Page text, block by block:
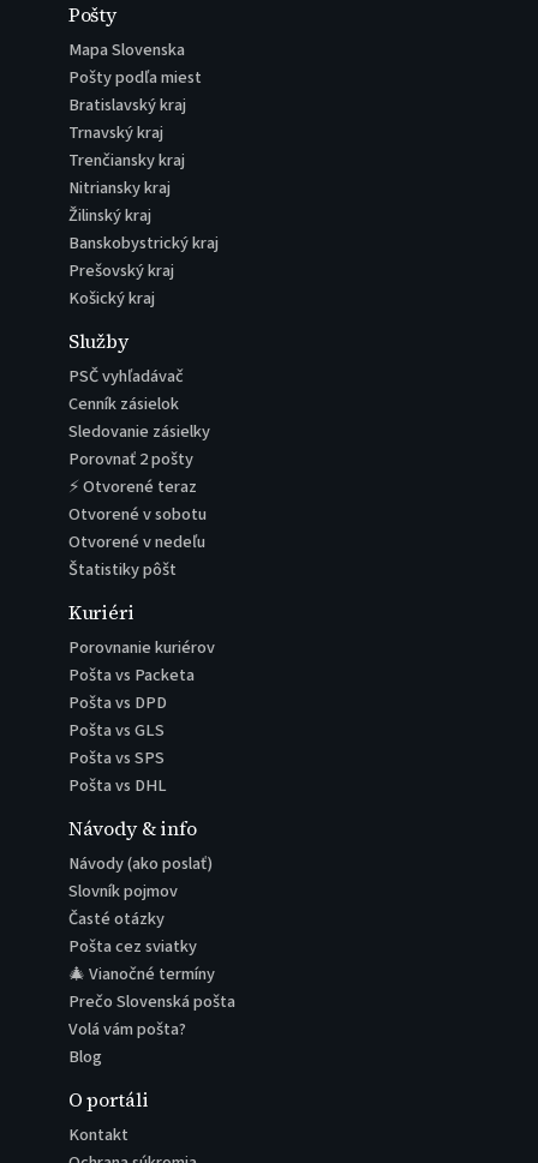
Pošty
Mapa Slovenska
Pošty podľa miest
Bratislavský kraj
Trnavský kraj
Trenčiansky kraj
Nitriansky kraj
Žilinský kraj
Banskobystrický kraj
Prešovský kraj
Košický kraj
Služby
PSČ vyhľadávač
Cenník zásielok
Sledovanie zásielky
Porovnať 2 pošty
⚡ Otvorené teraz
Otvorené v sobotu
Otvorené v nedeľu
Štatistiky pôšt
Kuriéri
Porovnanie kuriérov
Pošta vs Packeta
Pošta vs DPD
Pošta vs GLS
Pošta vs SPS
Pošta vs DHL
Návody & info
Návody (ako poslať)
Slovník pojmov
Časté otázky
Pošta cez sviatky
🎄 Vianočné termíny
Prečo Slovenská pošta
Volá vám pošta?
Blog
O portáli
Kontakt